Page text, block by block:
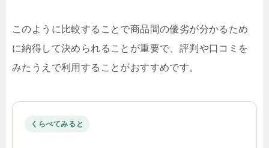
このように比較することで商品間の優劣が分かるため
に納得して決められることが重要で、評判や口コミを
みたうえで利用することがおすすめです。
くらべてみると